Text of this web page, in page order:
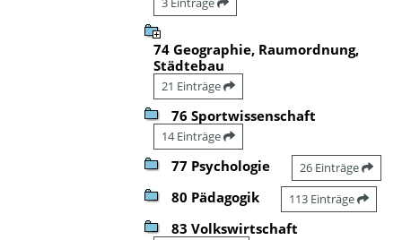
74 Geographie, Raumordnung,
Städtebau
21 Einträge
76 Sportwissenschaft
14 Einträge
77 Psychologie 26 Einträge
80 Pädagogik 113 Einträge
83 Volkswirtschaft